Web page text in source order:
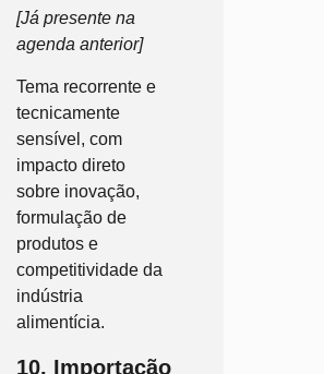
[Já presente na
agenda anterior]
Tema recorrente e
tecnicamente
sensível, com
impacto direto
sobre inovação,
formulação de
produtos e
competitividade da
indústria
alimentícia.
10. Importação